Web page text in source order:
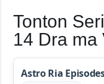
Tonton
14 Dra ma
Astro Ria